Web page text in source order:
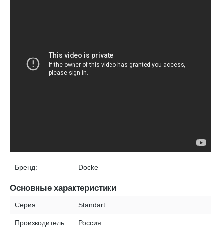
Бренд: Docke
Основные характеристики
Серия: Standart
Производитель: Россия